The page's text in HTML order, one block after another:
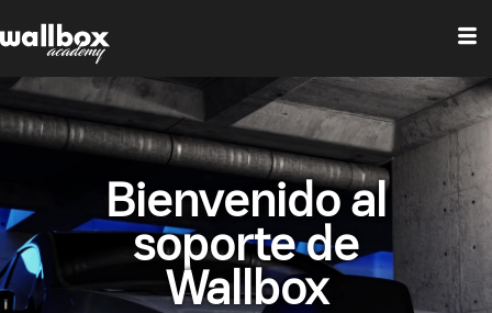
Bienvenido al
soporte de
Wallbox